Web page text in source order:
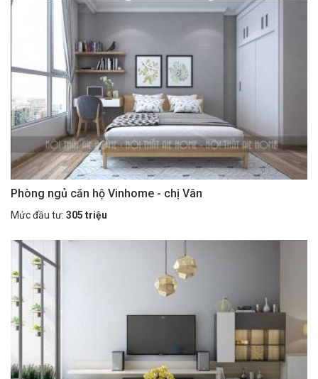
Phòng ngủ căn hộ Vinhome - chị Vân
Mức đầu tư: 305 triệu